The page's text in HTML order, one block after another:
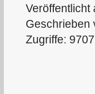
Veröffentlicht
Geschrieben
Zugriffe: 9707